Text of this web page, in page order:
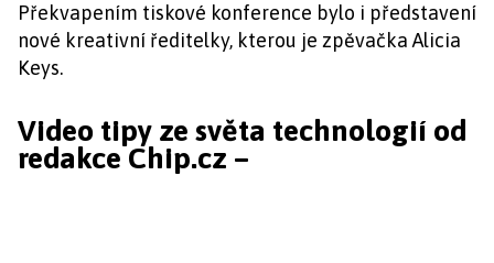
Překvapením tiskové konference bylo i představení
nové kreativní ředitelky, kterou je zpěvačka Alicia
Keys.
Video tipy ze světa technologií od
redakce Chip.cz –